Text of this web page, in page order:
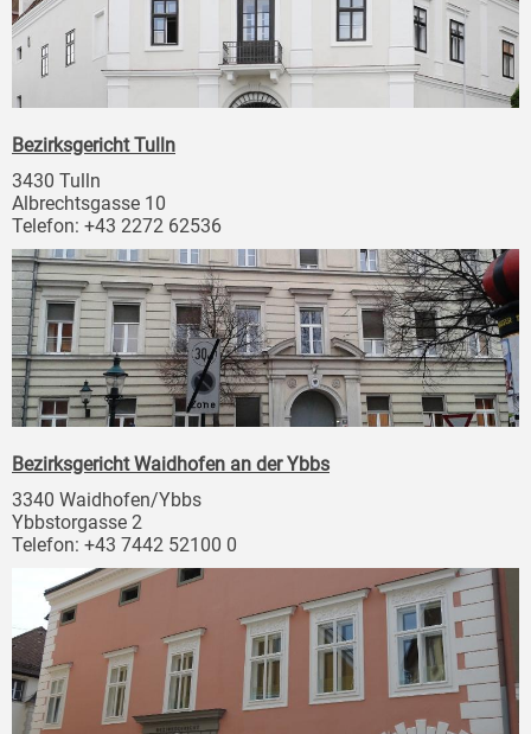
Bezirksgericht Tulln
3430 Tulln
Albrechtsgasse 10
Telefon: +43 2272 62536
Bezirksgericht Waidhofen an der Ybbs
3340 Waidhofen/Ybbs
Ybbstorgasse 2
Telefon: +43 7442 52100 0